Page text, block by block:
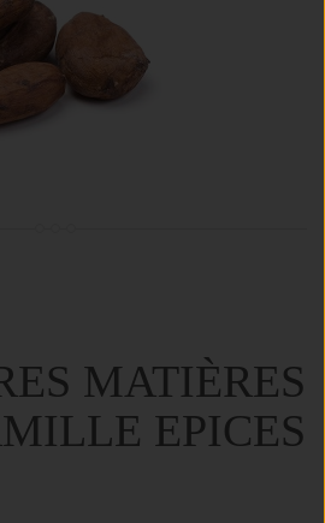
MATIÈRES
EPICES